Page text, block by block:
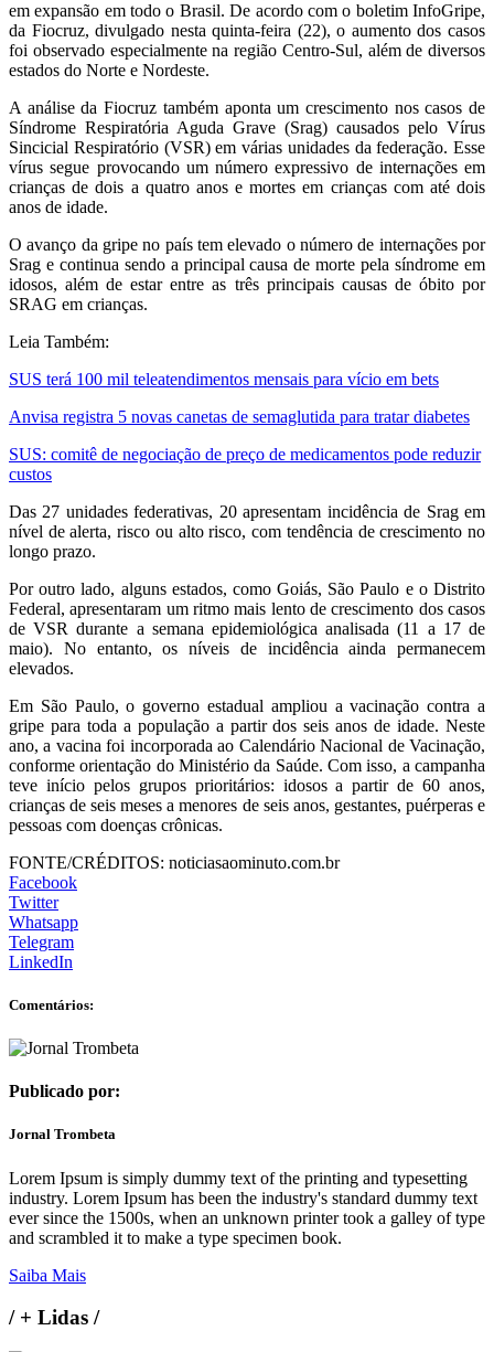
em expansão em todo o Brasil. De acordo com o boletim InfoGripe,
da Fiocruz, divulgado nesta quinta-feira (22), o aumento dos casos
foi observado especialmente na região Centro-Sul, além de diversos
estados do Norte e Nordeste.
A análise da Fiocruz também aponta um crescimento nos casos de
Síndrome Respiratória Aguda Grave (Srag) causados pelo Vírus
Sincicial Respiratório (VSR) em várias unidades da federação. Esse
vírus segue provocando um número expressivo de internações em
crianças de dois a quatro anos e mortes em crianças com até dois
anos de idade.
O avanço da gripe no país tem elevado o número de internações por
Srag e continua sendo a principal causa de morte pela síndrome em
idosos, além de estar entre as três principais causas de óbito por
SRAG em crianças.
Leia Também:
SUS terá 100 mil teleatendimentos mensais para vício em bets
Anvisa registra 5 novas canetas de semaglutida para tratar diabetes
SUS: comitê de negociação de preço de medicamentos pode reduzir
custos
Das 27 unidades federativas, 20 apresentam incidência de Srag em
nível de alerta, risco ou alto risco, com tendência de crescimento no
longo prazo.
Por outro lado, alguns estados, como Goiás, São Paulo e o Distrito
Federal, apresentaram um ritmo mais lento de crescimento dos casos
de VSR durante a semana epidemiológica analisada (11 a 17 de
maio). No entanto, os níveis de incidência ainda permanecem
elevados.
Em São Paulo, o governo estadual ampliou a vacinação contra a
gripe para toda a população a partir dos seis anos de idade. Neste
ano, a vacina foi incorporada ao Calendário Nacional de Vacinação,
conforme orientação do Ministério da Saúde. Com isso, a campanha
teve início pelos grupos prioritários: idosos a partir de 60 anos,
crianças de seis meses a menores de seis anos, gestantes, puérperas e
pessoas com doenças crônicas.
FONTE/CRÉDITOS: noticiasaominuto.com.br
Facebook
Twitter
Whatsapp
Telegram
LinkedIn
Comentários:
Publicado por:
Jornal Trombeta
Lorem Ipsum is simply dummy text of the printing and typesetting
industry. Lorem Ipsum has been the industry's standard dummy text
ever since the 1500s, when an unknown printer took a galley of type
and scrambled it to make a type specimen book.
Saiba Mais
/+ Lidas /